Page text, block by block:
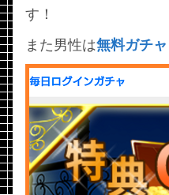
す！
また男性は無料ガチャ